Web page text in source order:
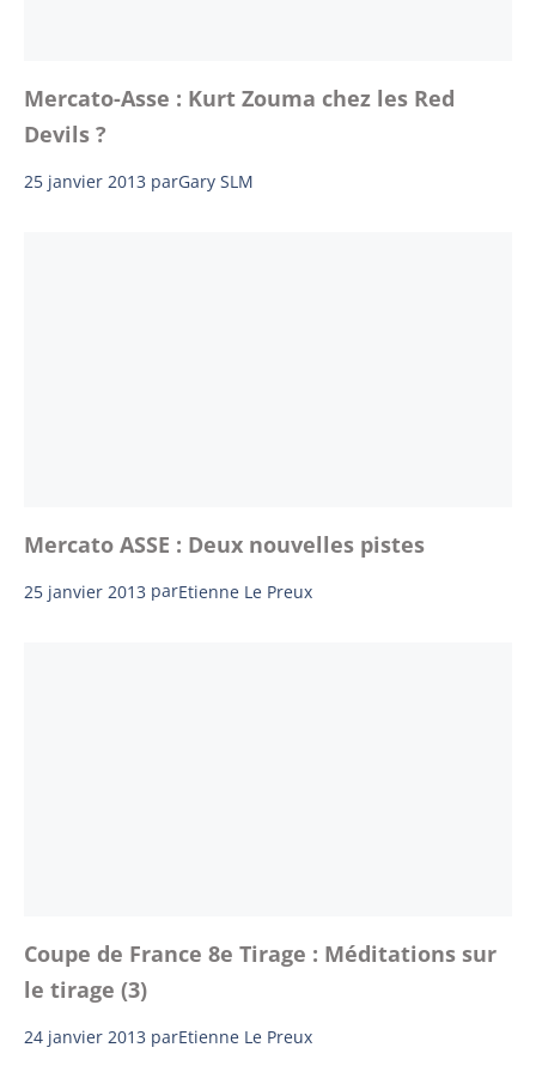
Mercato-Asse : Kurt Zouma chez les Red
Devils ?
25 janvier 2013 parGary SLM
Mercato ASSE : Deux nouvelles pistes
25 janvier 2013 parEtienne Le Preux
Coupe de France 8e Tirage : Méditations sur
le tirage (3)
24 janvier 2013 parEtienne Le Preux